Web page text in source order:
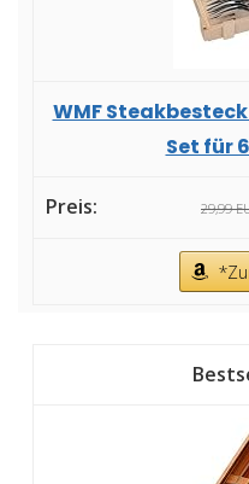
WMF
Set für
29,99